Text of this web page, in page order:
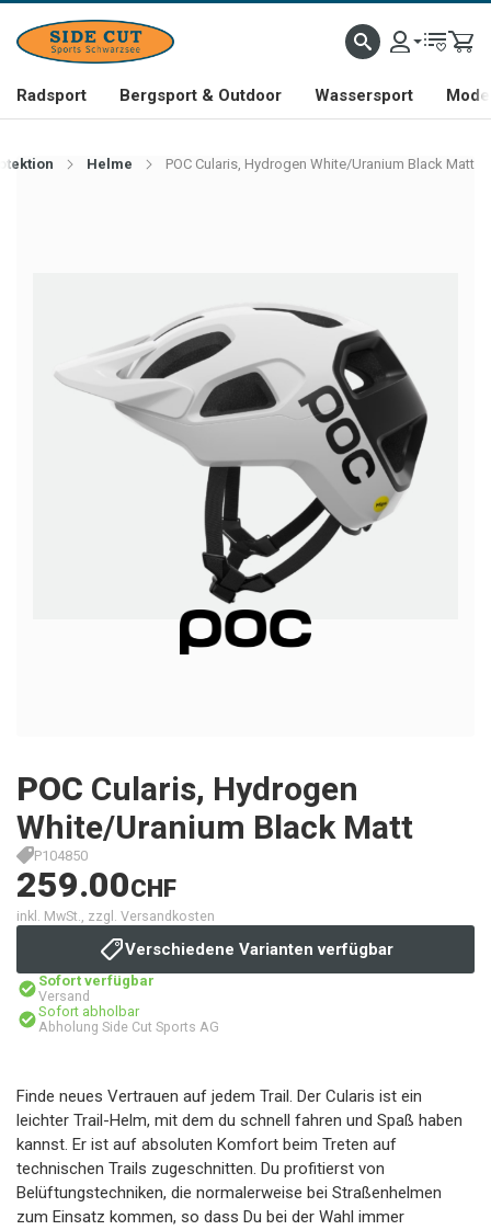
Radsport Bergsport & Outdoor Wassersport
Helme POC Cularis, Hydrogen White/Uranium Black Matt
POC Cularis, Hydrogen
White/Uranium Black Matt
P104850
259.00CHF
inkl. MwSt., zzgl. Versandkosten
Verschiedene Varianten verfügbar
Sofort verfügbar
Versand
Sofort abholbar
Abholung Side Cut Sports AG
Finde neues Vertrauen auf jedem Trail. Der Cularis ist ein
leichter Trail-Helm, mit dem du schnell fahren und Spaß haben
kannst. Er ist auf absoluten Komfort beim Treten auf
technischen Trails zugeschnitten. Du profitierst von
Belüftungstechniken, die normalerweise bei Straßenhelmen
zum Einsatz kommen, so dass Du bei der Wahl immer